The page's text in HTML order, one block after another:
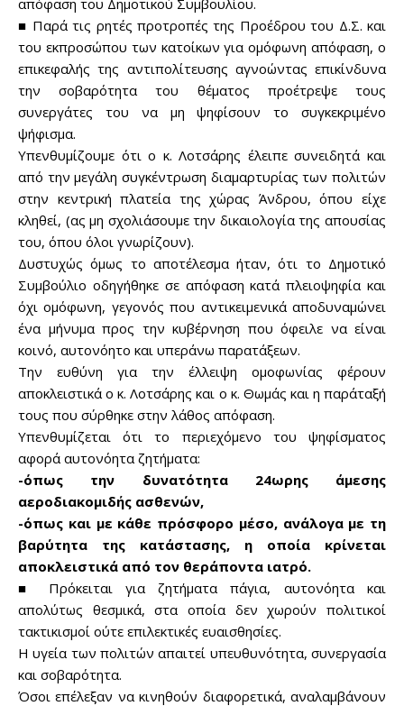
■ Παρά τις ρητές προτροπές της Προέδρου του Δ.Σ. και
του εκπροσώπου των κατοίκων για ομόφωνη απόφαση, ο
επικεφαλής της αντιπολίτευσης αγνοώντας επικίνδυνα
την σοβαρότητα του θέματος προέτρεψε τους
συνεργάτες του να μη ψηφίσουν το συγκεκριμένο
ψήφισμα.
Υπενθυμίζουμε ότι ο κ. Λοτσάρης έλειπε συνειδητά και
από την μεγάλη συγκέντρωση διαμαρτυρίας των πολιτών
στην κεντρική πλατεία της χώρας Άνδρου, όπου είχε
κληθεί, (ας μη σχολιάσουμε την δικαιολογία της απουσίας
του, όπου όλοι γνωρίζουν).
Δυστυχώς όμως το αποτέλεσμα ήταν, ότι το Δημοτικό
Συμβούλιο οδηγήθηκε σε απόφαση κατά πλειοψηφία και
όχι ομόφωνη, γεγονός που αντικειμενικά αποδυναμώνει
ένα μήνυμα προς την κυβέρνηση που όφειλε να είναι
κοινό, αυτονόητο και υπεράνω παρατάξεων.
Την ευθύνη για την έλλειψη ομοφωνίας φέρουν
αποκλειστικά ο κ. Λοτσάρης και ο κ. Θωμάς και η παράταξή
τους που σύρθηκε στην λάθος απόφαση.
Υπενθυμίζεται ότι το περιεχόμενο του ψηφίσματος
αφορά αυτονόητα ζητήματα:
-όπως την δυνατότητα 24ωρης άμεσης
αεροδιακομιδής ασθενών,
-όπως και με κάθε πρόσφορο μέσο, ανάλογα με τη
βαρύτητα της κατάστασης, η οποία κρίνεται
αποκλειστικά από τον θεράποντα ιατρό.
■ Πρόκειται για ζητήματα πάγια, αυτονόητα και
απολύτως θεσμικά, στα οποία δεν χωρούν πολιτικοί
τακτικισμοί ούτε επιλεκτικές ευαισθησίες.
Η υγεία των πολιτών απαιτεί υπευθυνότητα, συνεργασία
και σοβαρότητα.
Όσοι επέλεξαν να κινηθούν διαφορετικά, αναλαμβάνουν